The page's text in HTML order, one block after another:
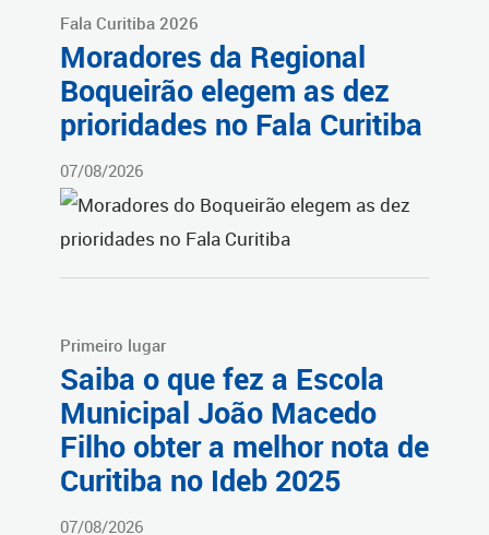
Fala Curitiba 2026
Moradores da Regional
Boqueirão elegem as dez
prioridades no Fala Curitiba
07/08/2026
Primeiro lugar
Saiba o que fez a Escola
Municipal João Macedo
Filho obter a melhor nota de
Curitiba no Ideb 2025
07/08/2026